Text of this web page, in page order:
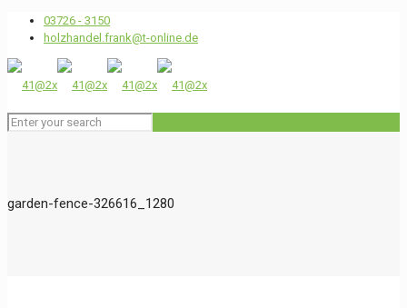
03726 - 3150
holzhandel.frank@t-online.de
garden-fence-326616_1280